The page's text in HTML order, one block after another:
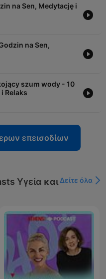
na Sen, Medytację i
na Sen,
szum wody - 10
Relaks
επεισοδίων
Υγεία και Δείτε όλα